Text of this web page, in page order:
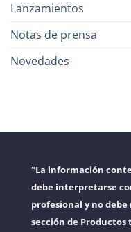
Lanzamientos
Notas de prensa
Novedades
"La información
debe interpretarse
profesional y no
sección de